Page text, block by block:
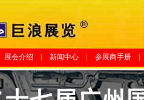
展会介绍 新闻中心 参展商手册|